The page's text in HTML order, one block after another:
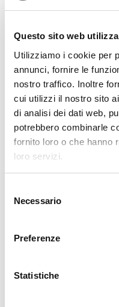
Questo sito web
Utilizziamo i cookie per
annunci, fornire le
nostro traffico. Inoltre
cui utilizzi il nostro sito
di analisi dei dati web,
potrebbero combinarle
fornito loro o che hanno
loro servizi.
Necessario
Preferenze
Statistiche
VI
LE
CATEGORIE